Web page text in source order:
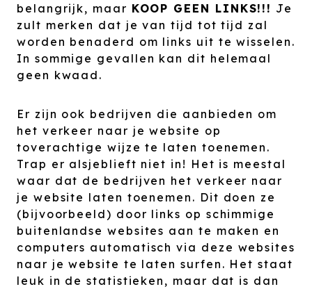
belangrijk, maar KOOP GEEN LINKS!!! Je
zult merken dat je van tijd tot tijd zal
worden benaderd om links uit te wisselen.
In sommige gevallen kan dit helemaal
geen kwaad.
Er zijn ook bedrijven die aanbieden om
het verkeer naar je website op
toverachtige wijze te laten toenemen.
Trap er alsjeblieft niet in! Het is meestal
waar dat de bedrijven het verkeer naar
je website laten toenemen. Dit doen ze
(bijvoorbeeld) door links op schimmige
buitenlandse websites aan te maken en
computers automatisch via deze websites
naar je website te laten surfen. Het staat
leuk in de statistieken, maar dat is dan